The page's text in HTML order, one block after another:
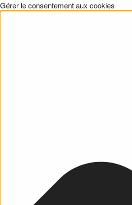
Gérer le consentement aux cookies